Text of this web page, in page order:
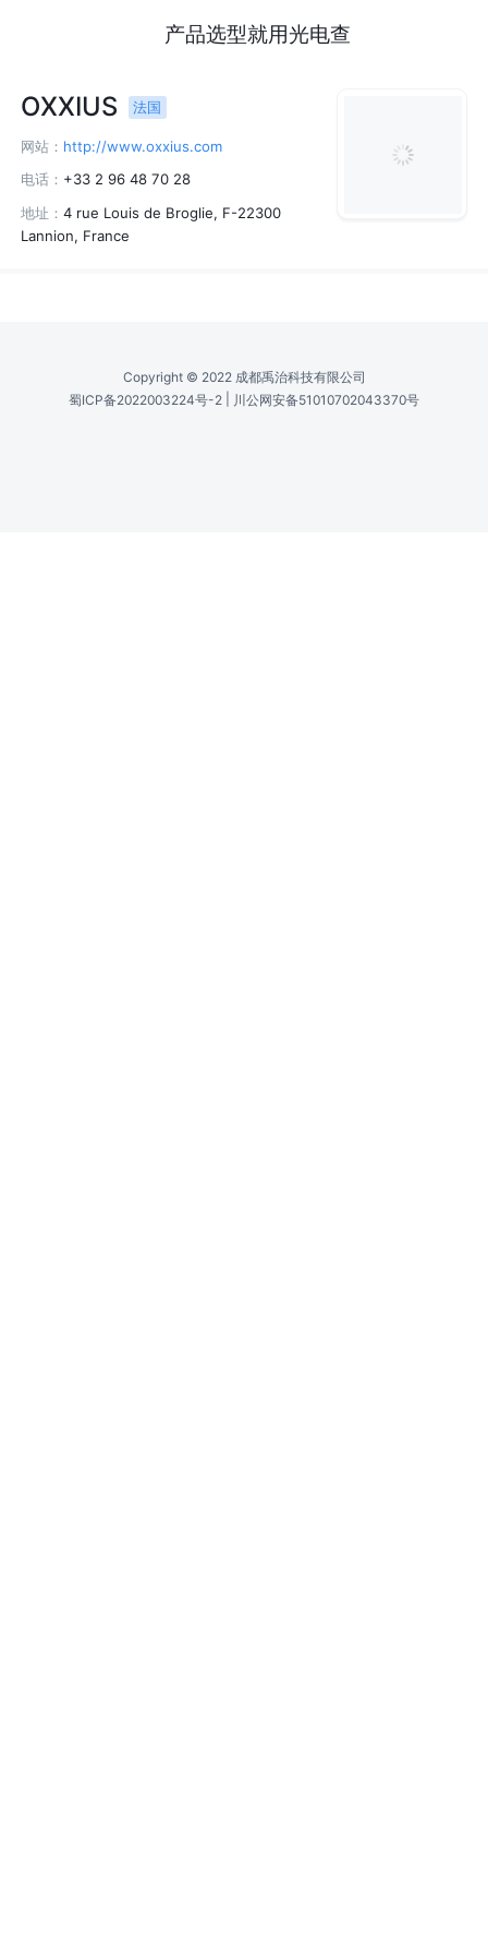
产品选型就用光电查
OXXIUS 法国
网站： http://www.oxxius.com
电话： +33 2 96 48 70 28
地址：4 rue Louis de Broglie, F-22300
Lannion, France
Copyright © 2022 成都禹治科技有限公司
蜀ICP备2022003224号-2
川公网安备51010702043370号